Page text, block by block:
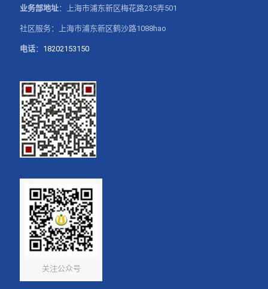
业务部地址：上海市浦东新区梅花路235弄501
社区服务：上海市浦东新区鹤沙路1088hao
电话： 18202153150
关注公众号